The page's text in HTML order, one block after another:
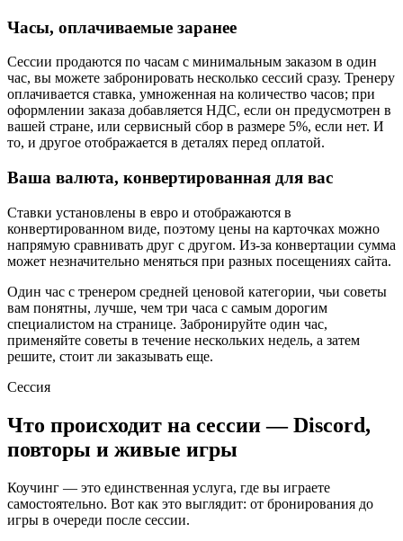
Часы, оплачиваемые заранее
Сессии продаются по часам с минимальным заказом в один
час, вы можете забронировать несколько сессий сразу. Тренеру
оплачивается ставка, умноженная на количество часов; при
оформлении заказа добавляется НДС, если он предусмотрен в
вашей стране, или сервисный сбор в размере 5%, если нет. И
то, и другое отображается в деталях перед оплатой.
Ваша валюта, конвертированная для вас
Ставки установлены в евро и отображаются в
конвертированном виде, поэтому цены на карточках можно
напрямую сравнивать друг с другом. Из-за конвертации сумма
может незначительно меняться при разных посещениях сайта.
Один час с тренером средней ценовой категории, чьи советы
вам понятны, лучше, чем три часа с самым дорогим
специалистом на странице. Забронируйте один час,
применяйте советы в течение нескольких недель, а затем
решите, стоит ли заказывать еще.
Сессия
Что происходит на сессии — Discord,
повторы и живые игры
Коучинг — это единственная услуга, где вы играете
самостоятельно. Вот как это выглядит: от бронирования до
игры в очереди после сессии.